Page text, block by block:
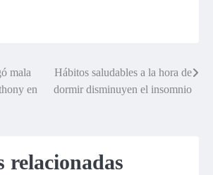
mala
en
Hábitos saludables a la hora de
dormir disminuyen el insomnio
relacionadas